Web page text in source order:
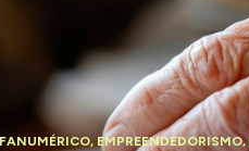
, EMPREENDEDORISMO,